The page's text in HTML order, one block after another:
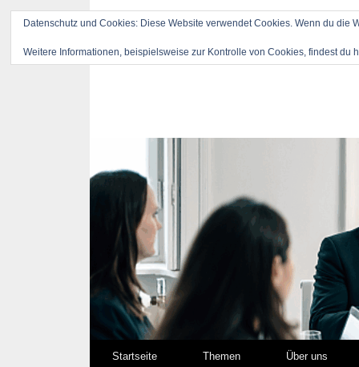
Springe zum Inhalt
Startseite Themen Über uns
Datenschutz und Cookies: Diese Website verwendet Cookies. Wenn du die
Weitere Informationen, beispielsweise zur Kontrolle von Cookies, findest du